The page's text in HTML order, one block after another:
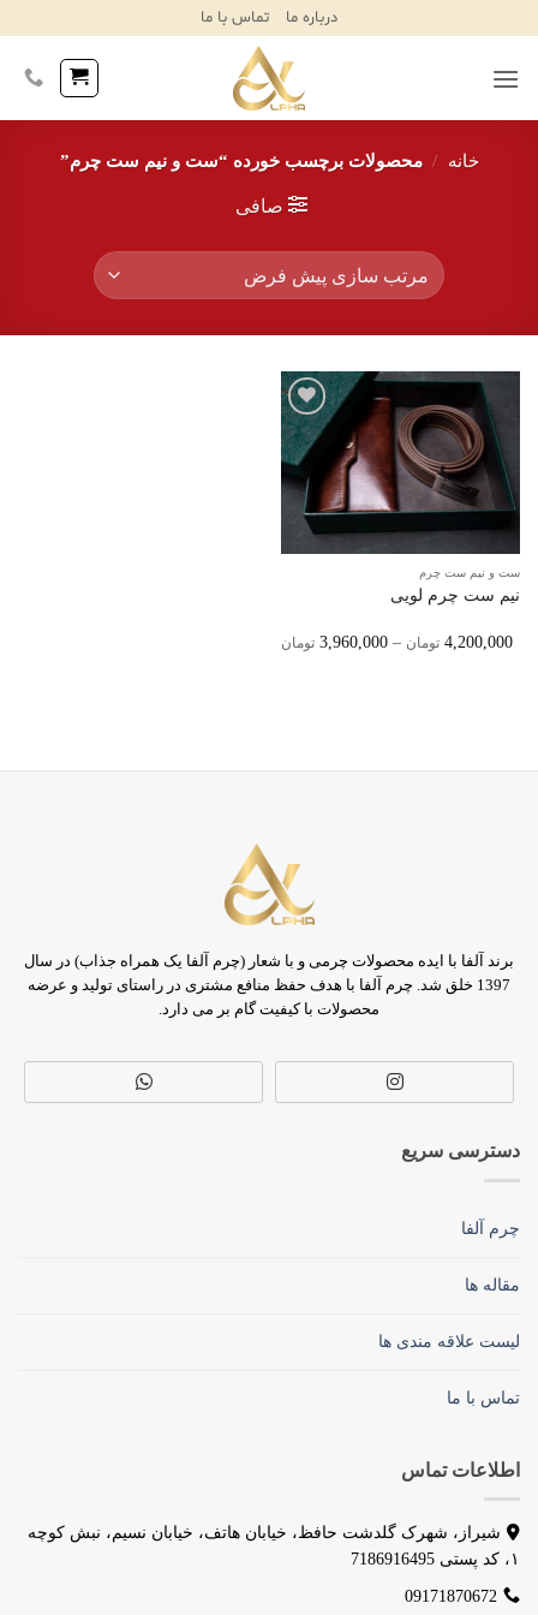
Content
درباره ما تماس با ما
خانه / محصولات برچسب خورده “ست و نیم ست چرم”
صافی
افزودن
به
علاقه
مندی‌ها
ست و نیم ست چرم
نیم ست چرم لویی
4,200,000 تومان –
3,960,000 تومان
برند آلفا با ایده محصولات چرمی و با شعار (چرم آلفا یک همراه جذاب) در سال
1397 خلق شد. چرم آلفا با هدف حفظ منافع مشتری در راستای تولید و عرضه
محصولات با کیفیت گام بر می دارد.
دسترسی سریع
چرم آلفا
مقاله ها
لیست علاقه مندی ها
تماس با ما
اطلاعات تماس
شیراز، شهرک گلدشت حافظ، خیابان هاتف، خیابان نسیم، نبش کوچه
۱، کد پستی 7186916495
09171870672